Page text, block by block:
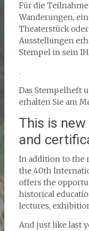
Für die
Wanderungen,
Theaterstück
Ausstellungen
Stempel in sein
.
Das Stempelheft
erhalten Sie am
This is
and
In addition to the
the 40th
offers the
historical
lectures,
And just like last